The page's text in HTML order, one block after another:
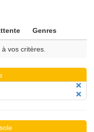
Genres
vos critères.